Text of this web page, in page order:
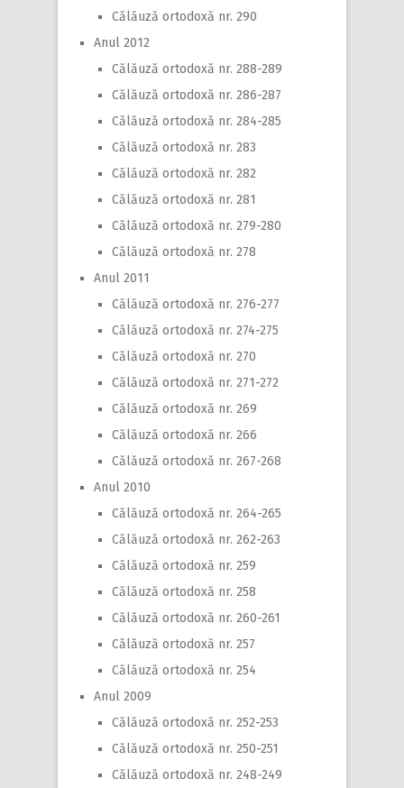
Călăuză ortodoxă nr. 290
Anul 2012
Călăuză ortodoxă nr. 288-289
Călăuză ortodoxă nr. 286-287
Călăuză ortodoxă nr. 284-285
Călăuză ortodoxă nr. 283
Călăuză ortodoxă nr. 282
Călăuză ortodoxă nr. 281
Călăuză ortodoxă nr. 279-280
Călăuză ortodoxă nr. 278
Anul 2011
Călăuză ortodoxă nr. 276-277
Călăuză ortodoxă nr. 274-275
Călăuză ortodoxă nr. 270
Călăuză ortodoxă nr. 271-272
Călăuză ortodoxă nr. 269
Călăuză ortodoxă nr. 266
Călăuză ortodoxă nr. 267-268
Anul 2010
Călăuză ortodoxă nr. 264-265
Călăuză ortodoxă nr. 262-263
Călăuză ortodoxă nr. 259
Călăuză ortodoxă nr. 258
Călăuză ortodoxă nr. 260-261
Călăuză ortodoxă nr. 257
Călăuză ortodoxă nr. 254
Anul 2009
Călăuză ortodoxă nr. 252-253
Călăuză ortodoxă nr. 250-251
Călăuză ortodoxă nr. 248-249